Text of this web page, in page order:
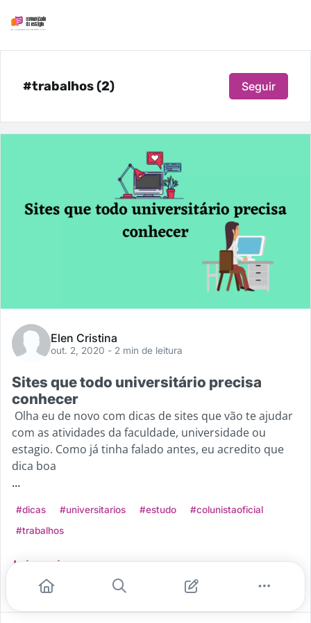
#trabalhos (2) Seguir
Elen Cristina
out. 2, 2020 - 2 min de leitura
Sites que todo universitário precisa
conhecer
Olha eu de novo com dicas de sites que vão te ajudar
com as atividades da faculdade, universidade ou
estagio. Como já tinha falado antes, eu acredito que
dica boa
...
#dicas #universitarios #estudo
#colunistaoficial
#trabalhos
Leia mais